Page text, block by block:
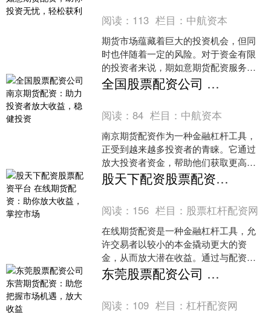
阅读： 113 栏目： 中航资本
期货市场蕴藏着巨大的投资机会，但同
时也伴随着一定的风险。对于资金有限
的投资者来说，期如意期货配资服务无
疑是一剂良药。 1. 资金配资：提供资金
给投资者进行股票配....
全国股票配资公司 南京期货配资：助力投资者放大收益，稳健投资
阅读：84 栏目： 中航资本
南京期货配资作为一种金融杠杆工具，
正受到越来越多投资者的青睐。它通过
放大投资者资金，帮助他们获取更高的
收益。 * **低利率：**利率越低，利息负
担越小，收益率....
股天下配资股票配资平台 在线期货配资：助你放大收益，掌控市场
阅读： 156 栏目： 股票杠杆配资网
在线期货配资是一种金融杠杆工具，允
许交易者以较小的本金撬动更大的资
金，从而放大潜在收益。通过与配资平
台合作，交易者可以获得高达数倍于其
本金的资金股天下配资股票配....
东莞股票配资公司 东营期货配资：助您把握市场机遇，放大收益
阅读： 109 栏目：杠杆配资网